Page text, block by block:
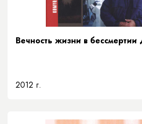
Вечность жизни в бессмертии
2012 г.